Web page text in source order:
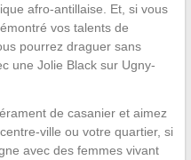
afro-antillaise. Et, si vous
vos talents de
pourrez draguer sans
une Jolie Black sur Ugny-
de casanier et aimez
ville ou votre quartier, si
avec des femmes vivant